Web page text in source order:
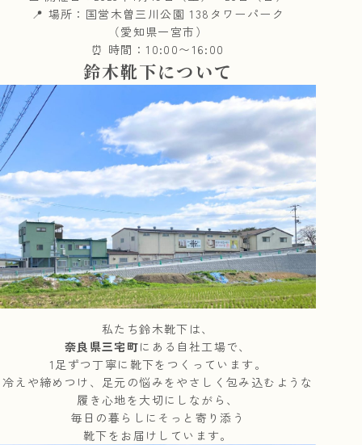
📍 場所：国営木曽三川公園 138タワーパーク
（愛知県一宮市）
⏰ 時間：10:00〜16:00
鈴木靴下について
私たち鈴木靴下は、
奈良県三宅町にある自社工場で、
1足ずつ丁寧に靴下をつくっています。
冷えや締めつけ、足元の悩みをやさしく包み込むような
履き心地を大切にしながら、
毎日の暮らしにそっと寄り添う
靴下をお届けしています。